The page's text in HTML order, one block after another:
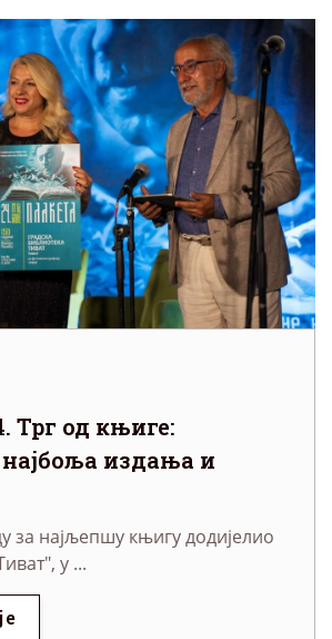
Трг од књиге:
издања и
за најљепшу књигу додијелио
у ...